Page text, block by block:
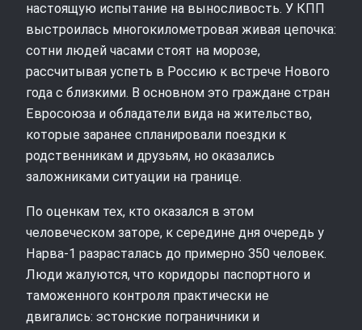
настоящую испытание на выносливость. У КПП
выстроилась многокилометровая живая цепочка:
сотни людей часами стоят на морозе,
рассчитывая успеть в Россию к встрече Нового
года с близкими. В основном это граждане стран
Евросоюза и обладатели вида на жительство,
которые заранее спланировали поездки к
родственникам и друзьям, но оказались
заложниками ситуации на границе.
По оценкам тех, кто оказался в этом
человеческом заторе, к середине дня очередь у
Нарва‑1 разрасталась до примерно 350 человек.
Люди жалуются, что коридоры паспортного и
таможенного контроля практически не
двигались: эстонские пограничники и